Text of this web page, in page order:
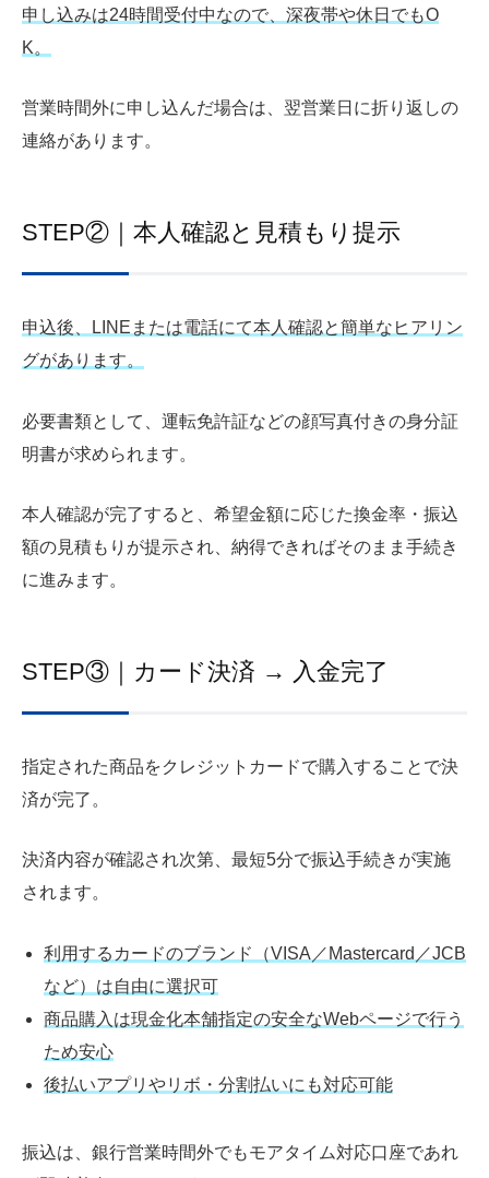
申し込みは24時間受付中なので、深夜帯や休日でもO
K。
営業時間外に申し込んだ場合は、翌営業日に折り返しの
連絡があります。
STEP②｜本人確認と見積もり提示
申込後、LINEまたは電話にて本人確認と簡単なヒアリン
グがあります。
必要書類として、運転免許証などの顔写真付きの身分証
明書が求められます。
本人確認が完了すると、希望金額に応じた換金率・振込
額の見積もりが提示され、納得できればそのまま手続き
に進みます。
STEP③｜カード決済 → 入金完了
指定された商品をクレジットカードで購入することで決
済が完了。
決済内容が確認され次第、最短5分で振込手続きが実施
されます。
利用するカードのブランド（VISA／Mastercard／JCB
など）は自由に選択可
商品購入は現金化本舗指定の安全なWebページで行う
ため安心
後払いアプリやリボ・分割払いにも対応可能
振込は、銀行営業時間外でもモアタイム対応口座であれ